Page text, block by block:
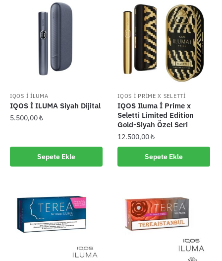
IQOS İ İLUMA
IQOS İ ILUMA Siyah Dijital
5.500,00₺
Sepete Ekle
IQOS I PRIME X SELETTI
IQOS Iluma İ Prime x
Seletti Limited Edition
Gold-Siyah Özel Seri
12.500,00₺
Sepete Ekle